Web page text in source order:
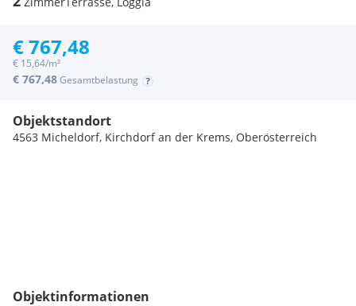
€ 767,48
€ 15,64/m²
€ 767,48Gesamtbelastung
Objektstandort
4563 Micheldorf, Kirchdorf an der Krems, Oberösterreich
Objektinformationen